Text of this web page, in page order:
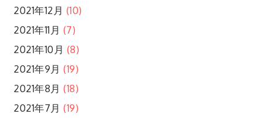
2021年12月 (10)
2021年11月 (7)
2021年10月 (8)
2021年9月 (19)
2021年8月 (18)
2021年7月 (19)